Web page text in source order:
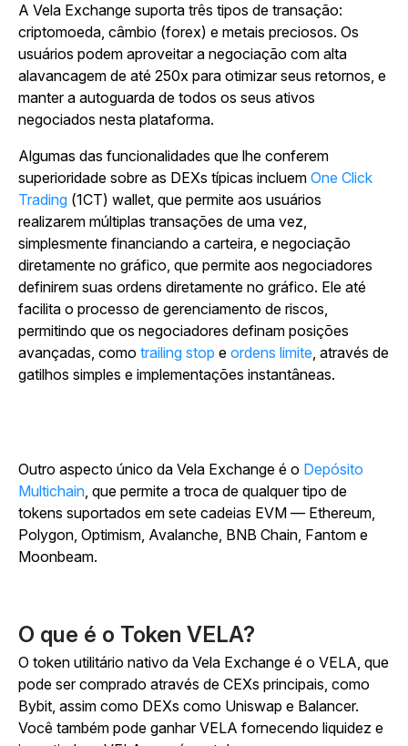
A Vela Exchange suporta três tipos de transação:
criptomoeda, câmbio (forex) e metais preciosos. Os
usuários podem aproveitar a negociação com alta
alavancagem de até 250x para otimizar seus retornos, e
manter a autoguarda de todos os seus ativos
negociados nesta plataforma.
Algumas das funcionalidades que lhe conferem
superioridade sobre as DEXs típicas incluem One Click
Trading (1CT) wallet, que permite aos usuários
realizarem múltiplas transações de uma vez,
simplesmente financiando a carteira, e negociação
diretamente no gráfico, que permite aos negociadores
definirem suas ordens diretamente no gráfico. Ele até
facilita o processo de gerenciamento de riscos,
permitindo que os negociadores definam posições
avançadas, como trailing stop e ordens limite, através de
gatilhos simples e implementações instantâneas.
Outro aspecto único da Vela Exchange é o Depósito
Multichain, que permite a troca de qualquer tipo de
tokens suportados em sete cadeias EVM — Ethereum,
Polygon, Optimism, Avalanche, BNB Chain, Fantom e
Moonbeam.
O que é o Token VELA?
O token utilitário nativo da Vela Exchange é o VELA, que
pode ser comprado através de CEXs principais, como
Bybit, assim como DEXs como Uniswap e Balancer.
Você também pode ganhar VELA fornecendo liquidez e